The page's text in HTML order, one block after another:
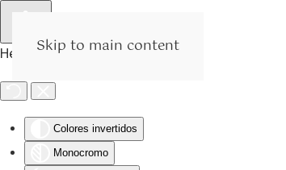
Herramientas de Accesibilidad
Colores invertidos
Monocromo
Skip to main content